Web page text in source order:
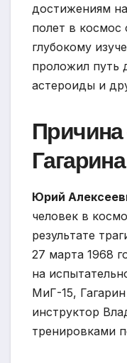
достижениям
полет в космос
глубокому
проложил путь
астероиды и
Гагарина
Юрий
человек в
результате
27 марта 1968
на
МиГ-15,
инструктор
тренировками